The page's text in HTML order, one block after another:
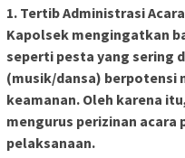
1. Tertib Administrasi
Kapolsek mengingatkan
seperti pesta yang sering
(musik/dansa) berpotensi
keamanan. Oleh karena
mengurus perizinan acara
pelaksanaan.